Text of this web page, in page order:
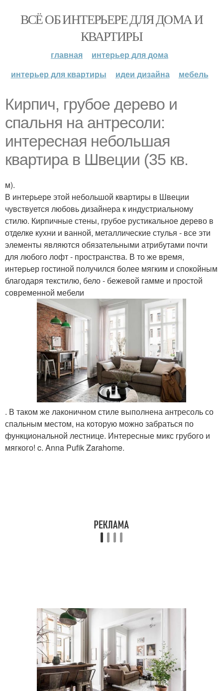
ВСЁ ОБ ИНТЕРЬЕРЕ ДЛЯ ДОМА И
КВАРТИРЫ
главная
интерьер для дома
интерьер для квартиры
идеи дизайна мебель
Кирпич, грубое дерево и
спальня на антресоли:
интересная небольшая
квартира в Швеции (35 кв.
м).
В интерьере этой небольшой квартиры в Швеции
чувствуется любовь дизайнера к индустриальному
стилю. Кирпичные стены, грубое рустикальное дерево в
отделке кухни и ванной, металлические стулья - все эти
элементы являются обязательными атрибутами почти
для любого лофт - пространства. В то же время,
интерьер гостиной получился более мягким и спокойным
благодаря текстилю, бело - бежевой гамме и простой
современной мебели
. В таком же лаконичном стиле выполнена антресоль со
спальным местом, на которую можно забраться по
функциональной лестнице. Интересные микс грубого и
мягкого! c. Anna Pufik Zarahome.